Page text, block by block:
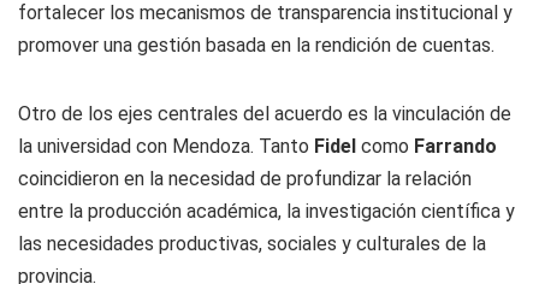
fortalecer los mecanismos de transparencia institucional y
promover una gestión basada en la rendición de cuentas.
Otro de los ejes centrales del acuerdo es la vinculación de
la universidad con Mendoza. Tanto Fidel como Farrando
coincidieron en la necesidad de profundizar la relación
entre la producción académica, la investigación científica y
las necesidades productivas, sociales y culturales de la
provincia.